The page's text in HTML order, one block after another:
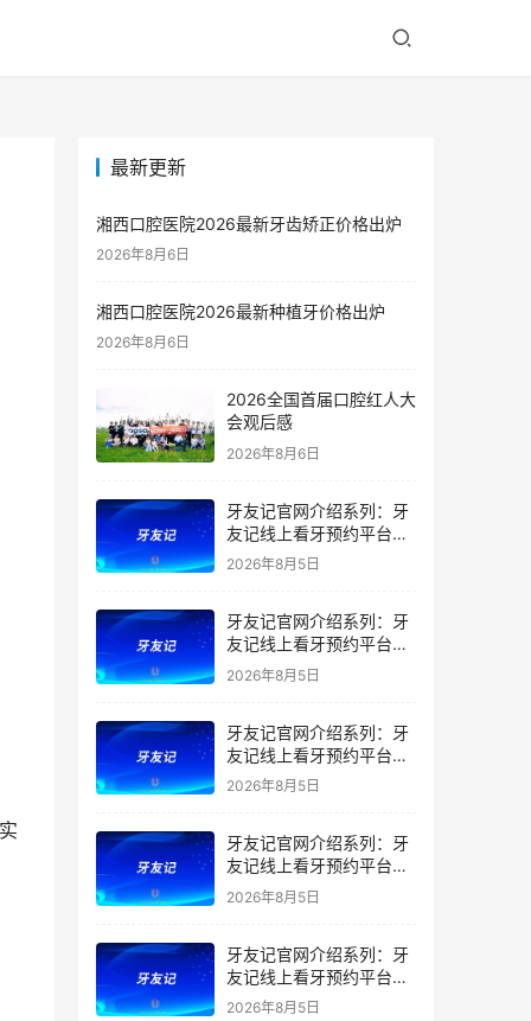
最新更新
湘西口腔医院2026最新牙齿矫正价格出炉
2026年8月6日
湘西口腔医院2026最新种植牙价格出炉
2026年8月6日
2026全国首届口腔红人大
会观后感
2026年8月6日
牙友记官网介绍系列：牙
友记线上看牙预约平台是
干什么的？靠谱吗？
2026年8月5日
牙友记官网介绍系列：牙
友记线上看牙预约平台让
看牙不再靠运气
2026年8月5日
牙友记官网介绍系列：牙
友记线上看牙预约平台打
破口腔行业专业壁垒新手
2026年8月5日
牙友记官网介绍系列：牙
友记线上看牙预约平台落
地同城就诊经验打破未知
2026年8月5日
牙友记官网介绍系列：牙
友记线上看牙预约平台的
优势在哪里？
2026年8月5日